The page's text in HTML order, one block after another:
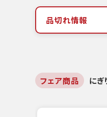
品切れ情報
フェア商品 にぎ